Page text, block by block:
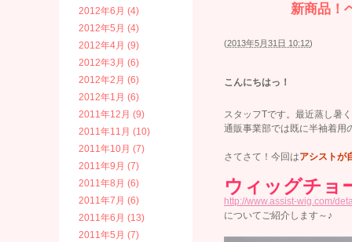
新商品！
(2013年5月31日 10:12)
こんにちはっ！
スタッフTです。最近蒸し暑
通販事業部では既に半袖着用
さてさて！今回はアシストが
ウィッグチョ
http://www.assist-wig.com/
についてご紹介します～♪
2012年6月 (4)
2012年5月 (4)
2012年4月 (9)
2012年3月 (6)
2012年2月 (6)
2012年1月 (6)
2011年12月 (9)
2011年11月 (10)
2011年10月 (7)
2011年9月 (7)
2011年8月 (6)
2011年7月 (6)
2011年6月 (13)
2011年5月 (7)